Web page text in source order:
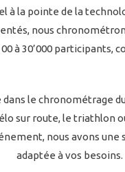
à la pointe de la
nous
à 30’000 participants,
le chronométrage
sur route, le triathlon
nous avons
adaptée à vos besoins.